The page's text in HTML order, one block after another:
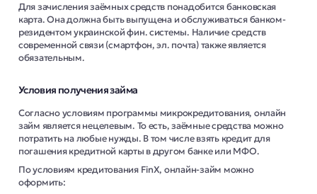
Для зачисления заёмных средств понадобится банковская
карта. Она должна быть выпущена и обслуживаться банком-
резидентом украинской фин. системы. Наличие средств
современной связи (смартфон, эл. почта) также является
обязательным.
Условия получения займа
Согласно условиям программы микрокредитования, онлайн
займ является нецелевым. То есть, заёмные средства можно
потратить на любые нужды. В том числе взять кредит для
погашения кредитной карты в другом банке или МФО.
По условиям кредитования FinX, онлайн-займ можно
оформить: